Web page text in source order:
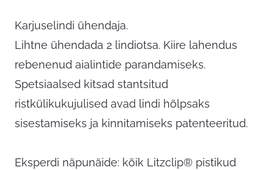
Karjuselindi ühendaja.
Lihtne ühendada 2 lindiotsa. Kiire lahendus
rebenenud aialintide parandamiseks.
Spetsiaalsed kitsad stantsitud
ristkülikukujulised avad lindi hõlpsaks
sisestamiseks ja kinnitamiseks patenteeritud.
Eksperdi näpunäide: kõik Litzclip® pistikud